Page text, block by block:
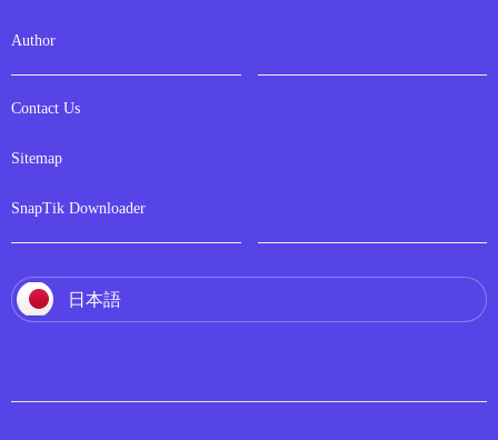
Author
Contact Us
Sitemap
SnapTik Downloader
日本語